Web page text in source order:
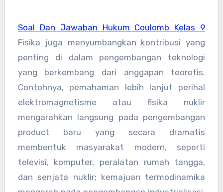
Soal Dan Jawaban Hukum Coulomb Kelas 9
Fisika juga menyumbangkan kontribusi yang
penting di dalam pengembangan teknologi
yang berkembang dari anggapan teoretis.
Contohnya, pemahaman lebih lanjut perihal
elektromagnetisme atau fisika nuklir
mengarahkan langsung pada pengembangan
product baru yang secara dramatis
membentuk masyarakat modern, seperti
televisi, komputer, peralatan rumah tangga,
dan senjata nuklir; kemajuan termodinamika